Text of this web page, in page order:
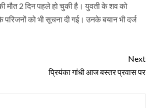
मौत 2 दिन पहले हो चुकी है। युवती के शव को
परिजनों को भी सूचना दी गई। उनके बयान भी दर्ज
Next
प्रियंका गांधी आज बस्तर प्रवास पर